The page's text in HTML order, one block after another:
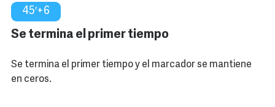
45′+6
Se termina el primer tiempo
Se termina el primer tiempo y el marcador se mantiene
en ceros.